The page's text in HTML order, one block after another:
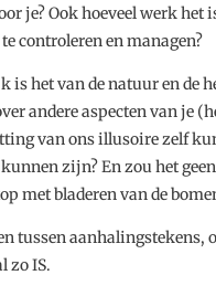
je? Ook hoeveel werk
controleren en managen?
is het van de natuur en de
andere aspecten van je
van ons illusoire zelf
zijn? En zou het
met bladeren van de
tussen aanhalingstekens,
zo IS.